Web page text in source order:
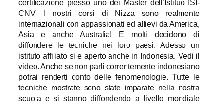
certificazione presso uno dei Master dell’Istituo ISI-
CNV. I nostri corsi di Nizza sono realmente
internazionali con appassionati ed allievi da America,
Asia e anche Australia! E molti decidono di
diffondere le tecniche nei loro paesi. Adesso un
istituto affiliato si e aperto anche in Indonesia. Vedi il
video. Anche se non parli correntemente indonesiano
potrai renderti conto delle fenomenologie. Tutte le
tecniche mostrate sono state imparate nella nostra
scuola e si stanno diffondendo a livello mondiale